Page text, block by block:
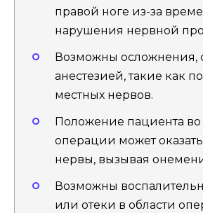
правой ноге из-за
нарушения нервной
Возможны осложнения,
анестезией, такие как
местных нервов.
Положение пациента
операции может
нервы, вызывая
Возможны
или отеки в области